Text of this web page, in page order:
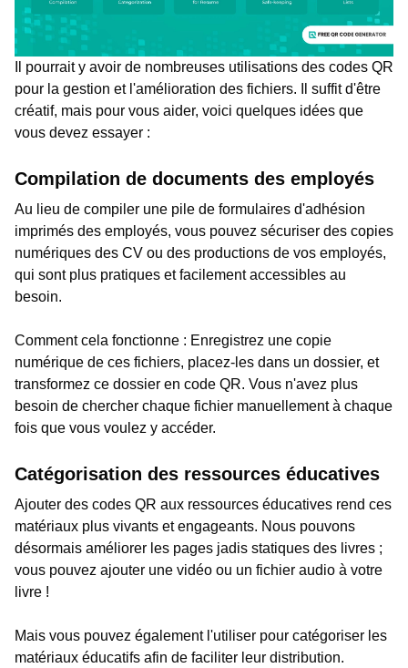
Il pourrait y avoir de nombreuses utilisations des codes QR
pour la gestion et l'amélioration des fichiers. Il suffit d'être
créatif, mais pour vous aider, voici quelques idées que
vous devez essayer :
Compilation de documents des employés
Au lieu de compiler une pile de formulaires d'adhésion
imprimés des employés, vous pouvez sécuriser des copies
numériques des CV ou des productions de vos employés,
qui sont plus pratiques et facilement accessibles au
besoin.
Comment cela fonctionne : Enregistrez une copie
numérique de ces fichiers, placez-les dans un dossier, et
transformez ce dossier en code QR. Vous n'avez plus
besoin de chercher chaque fichier manuellement à chaque
fois que vous voulez y accéder.
Catégorisation des ressources éducatives
Ajouter des codes QR aux ressources éducatives rend ces
matériaux plus vivants et engageants. Nous pouvons
désormais améliorer les pages jadis statiques des livres ;
vous pouvez ajouter une vidéo ou un fichier audio à votre
livre !
Mais vous pouvez également l'utiliser pour catégoriser les
matériaux éducatifs afin de faciliter leur distribution.